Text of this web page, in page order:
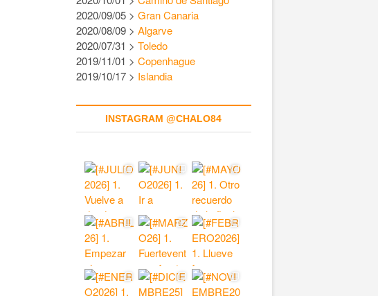
2020/09/05 > Gran Canaria
2020/08/09 > Algarve
2020/07/31 > Toledo
2019/11/01 > Copenhague
2019/10/17 > Islandia
INSTAGRAM @CHALO84